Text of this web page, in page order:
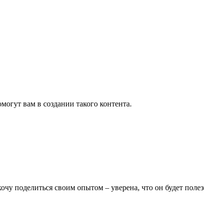
вам в создании такого контента.
поделиться своим опытом – уверена, что он будет